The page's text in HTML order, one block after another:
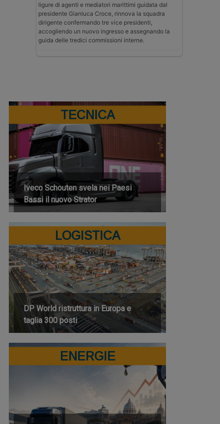
ligure di agenti e mediatori marittimi guidata dal
presidente Gianluca Croce, rinnova la squadra
dirigente confermando tre vice presidenti,
accogliendo un nuovo ingresso e assegnando la
guida delle tredici commissioni interne.
TECNICA
Iveco Schouten svela nei Paesi
Bassi il nuovo Strator
LOGISTICA
DP World ristruttura in Europa e
taglia 300 posti
ENERGIE